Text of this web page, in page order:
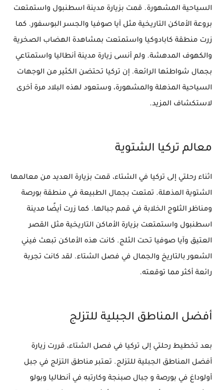
السياحية المشهورة. قمت بزيارة مدينة اسطنبول واستمتعت
بروعة الأماكن التاريخية مثل آيا صوفيا والجسر البوسفور. كما
زرت منطقة كابادوكيا واستمتعت بمشاهدة الهضاب الصخرية
والكهوف المدهشة. ولم أنسى زيارة مدينة أنطاليا واستمتاعي
بجمال شواطئها الرائعة. إن تركيا تحتضن الكثير من الوجهات
السياحية المذهلة والمشهورة، وستعود لهذه البلاد مرة أخرى
لاستكشاف المزيد.
معالم تركيا الشتوية
اثناء رحلتي إلى تركيا في الشتاء، قمت بزيارة العديد من معالمها
الشتوية المذهلة. تمتعت بجمال الطبيعة في منطقة بورصة
ومناظر الثلوج الخلابة في قمم جبالها. كما زرت أيضًا مدينة
اسطنبول واستمتعت بزيارة الأماكن التاريخية مثل القصر
العتيق وآيا صوفيا تحت الثلج. كانت هذه الأماكن تبعث فيني
الشعور بالتاريخ والجمال في فصل الشتاء. لقد كانت تجربة
رائعة أكثر مما توقعته.
أفضل المناطق الجبلية للتزلج
بعد تخطيط رحلتي إلى تركيا في فصل الشتاء، قررت زيارة
أفضل المناطق الجبلية للتزلج. تعتبر مناطق التزلج في جبل
أولوداغ في بورصة و جبال صبنجة وكارتبه في أنطاليا وبولو